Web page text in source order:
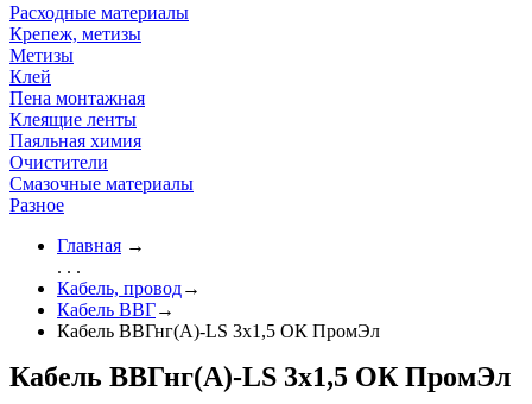
Расходные материалы
Крепеж, метизы
Метизы
Клей
Пена монтажная
Клеящие ленты
Паяльная химия
Очистители
Смазочные материалы
Разное
Главная →
. . .
Кабель, провод→
Кабель ВВГ→
Кабель ВВГнг(А)-LS 3х1,5 ОК ПромЭл
Кабель ВВГнг(А)-LS 3х1,5 ОК ПромЭл